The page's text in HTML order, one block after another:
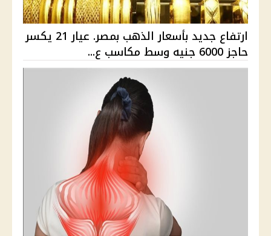
ارتفاع جديد بأسعار الذهب بمصر. عيار 21 يكسر
حاجز 6000 جنيه وسط مكاسب ع...